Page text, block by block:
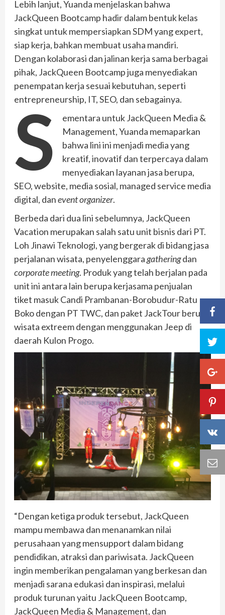
Lebih lanjut, Yuanda menjelaskan bahwa
JackQueen Bootcamp hadir dalam bentuk kelas
singkat untuk mempersiapkan SDM yang expert,
siap kerja, bahkan membuat usaha mandiri.
Dengan kolaborasi dan jalinan kerja sama berbagai
pihak, JackQueen Bootcamp juga menyediakan
penempatan kerja sesuai kebutuhan, seperti
entrepreneurship, IT, SEO, dan sebagainya.
S
ementara untuk JackQueen Media &
Management, Yuanda memaparkan
bahwa lini ini menjadi media yang
kreatif, inovatif dan terpercaya dalam
menyediakan layanan jasa berupa,
SEO, website, media sosial, managed service media
digital, danevent organizer.
Berbeda dari dua lini sebelumnya, JackQueen
Vacation merupakan salah satu unit bisnis dari PT.
Loh Jinawi Teknologi, yang bergerak di bidang jasa
perjalanan wisata, penyelenggaragatheringdan
corporate meeting. Produk yang telah berjalan pada
unit ini antara lain berupa kerjasama penjualan
tiket masuk Candi Prambanan-Borobudur-Ratu
Boko dengan PT TWC, dan paket JackTour berupa
wisata extreem dengan menggunakan Jeep di
daerah Kulon Progo.
“Dengan ketiga produk tersebut, JackQueen
mampu membawa dan menanamkan nilai
perusahaan yang mensupport dalam bidang
pendidikan, atraksi dan pariwisata. JackQueen
ingin memberikan pengalaman yang berkesan dan
menjadi sarana edukasi dan inspirasi, melalui
produk turunan yaitu JackQueen Bootcamp,
JackQueen Media & Management, dan